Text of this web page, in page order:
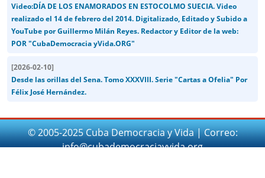
Video:DÍA DE LOS ENAMORADOS EN ESTOCOLMO SUECIA. Video
realizado el 14 de febrero del 2014. Digitalizado, Editado y Subido a
YouTube por Guillermo Milán Reyes. Redactor y Editor de la web:
POR "CubaDemocracia yVida.ORG"
[2026-02-10]
Desde las orillas del Sena. Tomo XXXVIII. Serie "Cartas a Ofelia" Por
Félix José Hernández.
© 2005-2025 Cuba Democracia y Vida | Correo:
info@cubademocraciayvida.org